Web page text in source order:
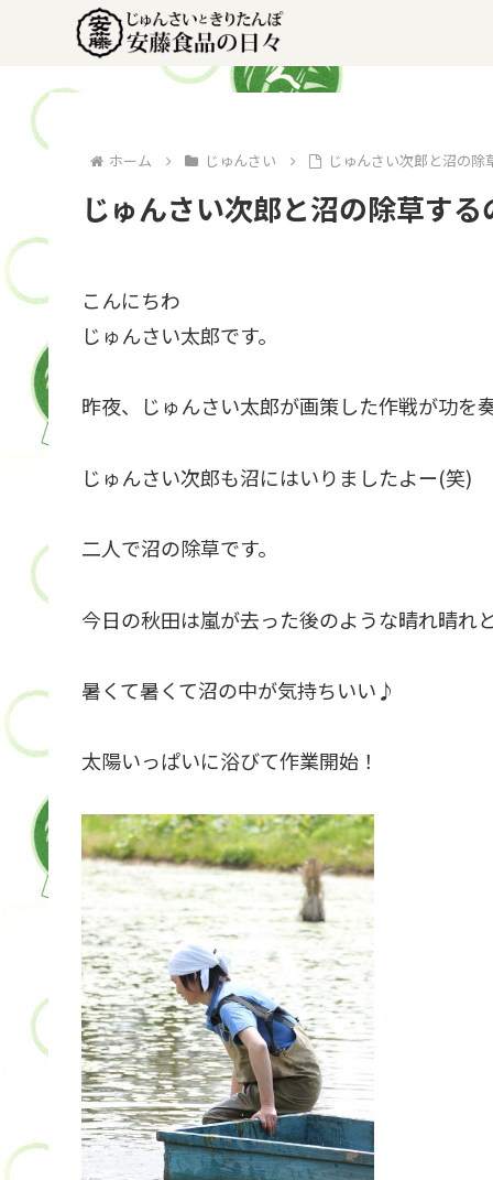
ホーム じゅんさい じゅんさい次郎と沼の除
じゅんさい次郎と沼の除草する
こんにちわ
じゅんさい太郎です。
昨夜、じゅんさい太郎が画策した作戦が功を
じゅんさい次郎も沼にはいりましたよー(笑)
二人で沼の除草です。
今日の秋田は嵐が去った後のような晴れ晴れ
暑くて暑くて沼の中が気持ちいい♪
太陽いっぱいに浴びて作業開始！